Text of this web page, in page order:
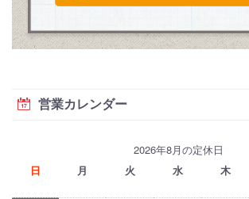
営業カレンダー
2026年8月の定休日
日
月 火 水 木